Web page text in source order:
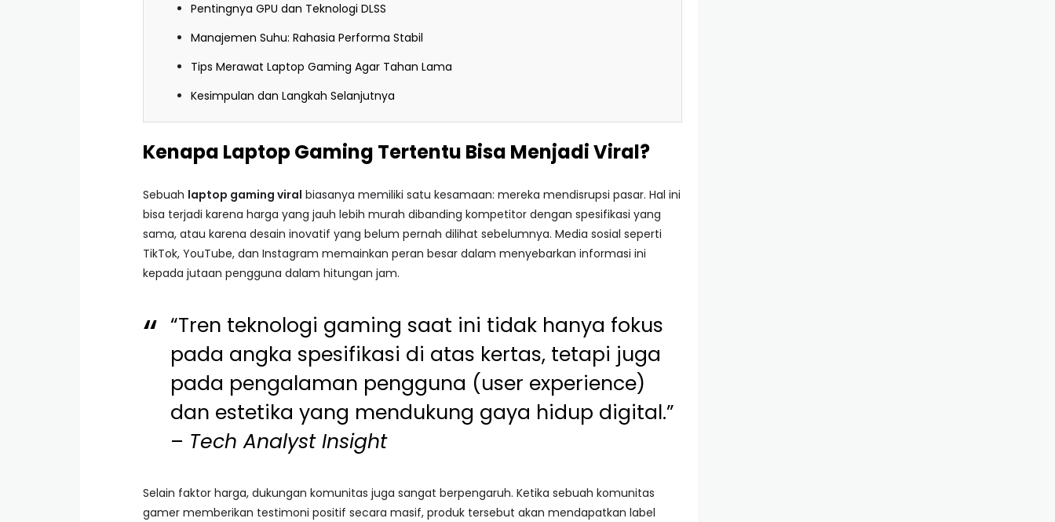
Pentingnya GPU dan Teknologi DLSS
Manajemen Suhu: Rahasia Performa Stabil
Tips Merawat Laptop Gaming Agar Tahan Lama
Kesimpulan dan Langkah Selanjutnya
Kenapa Laptop Gaming Tertentu Bisa Menjadi Viral?
Sebuah laptop gaming viral biasanya memiliki satu kesamaan: mereka mendisrupsi pasar. Hal ini
bisa terjadi karena harga yang jauh lebih murah dibanding kompetitor dengan spesifikasi yang
sama, atau karena desain inovatif yang belum pernah dilihat sebelumnya. Media sosial seperti
TikTok, YouTube, dan Instagram memainkan peran besar dalam menyebarkan informasi ini
kepada jutaan pengguna dalam hitungan jam.
“Tren teknologi gaming saat ini tidak hanya fokus
pada angka spesifikasi di atas kertas, tetapi juga
pada pengalaman pengguna (user experience)
dan estetika yang mendukung gaya hidup digital.”
– Tech Analyst Insight
Selain faktor harga, dukungan komunitas juga sangat berpengaruh. Ketika sebuah komunitas
gamer memberikan testimoni positif secara masif, produk tersebut akan mendapatkan label